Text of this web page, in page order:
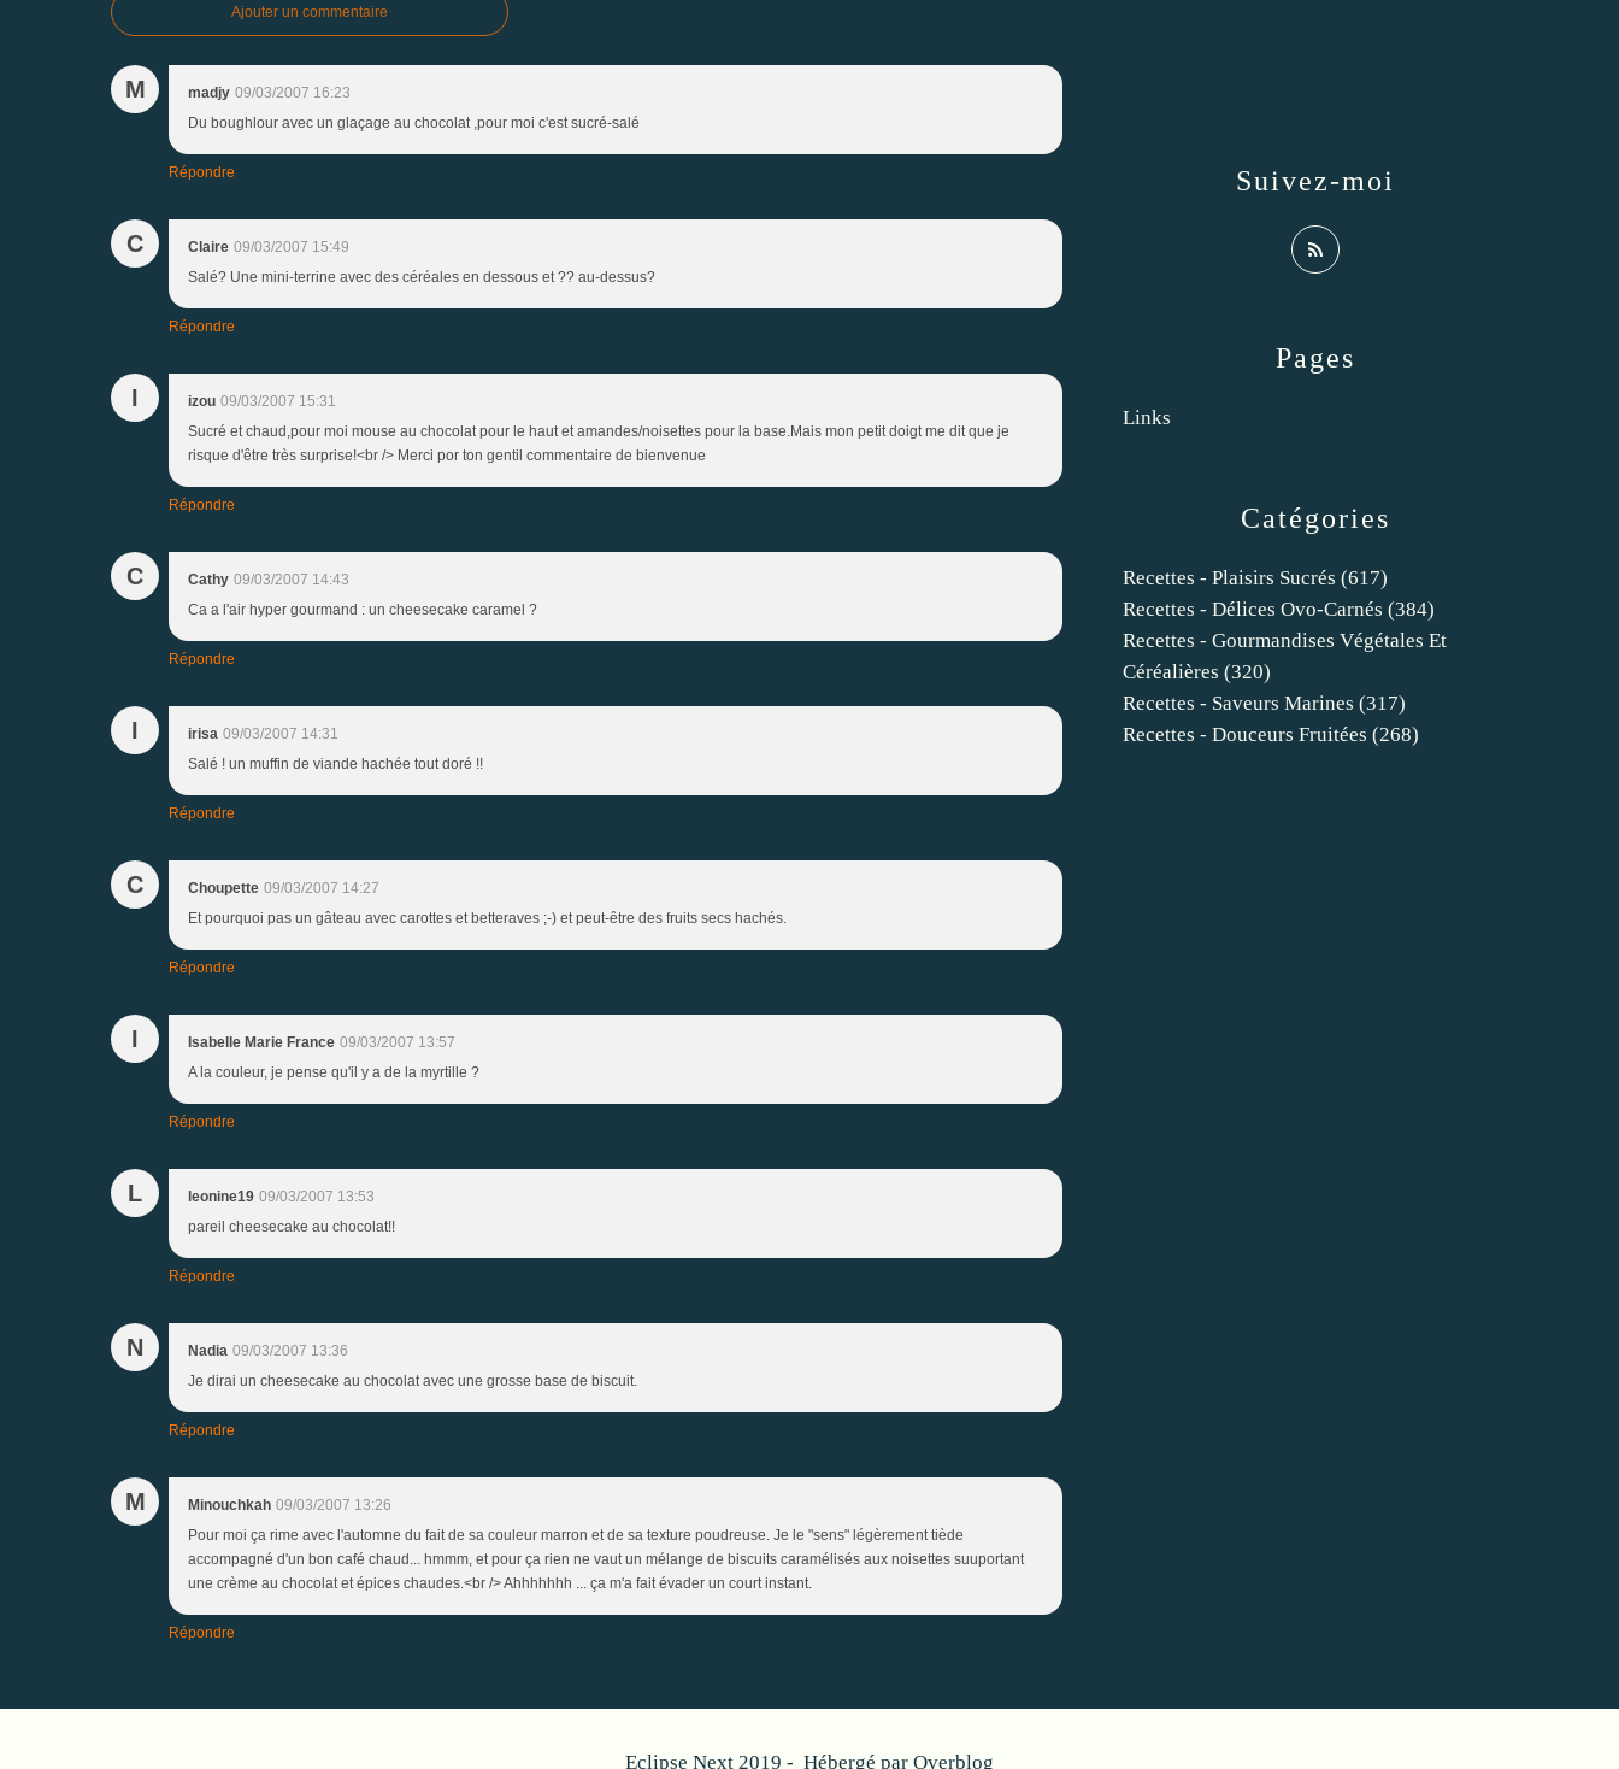
Ajouter un commentaire
M madjy 09/03/2007 16:23
Du boughlour avec un glaçage au chocolat ,pour moi c'est sucré-salé
Répondre
C Claire 09/03/2007 15:49
Salé? Une mini-terrine avec des céréales en dessous et ?? au-dessus?
Répondre
I izou 09/03/2007 15:31
Sucré et chaud,pour moi mouse au chocolat pour le haut et amandes/noisettes pour la base.Mais mon petit doigt me dit que je
risque d'être très surprise!<br /> Merci por ton gentil commentaire de bienvenue
Répondre
C Cathy 09/03/2007 14:43
Ca a l'air hyper gourmand : un cheesecake caramel ?
Répondre
I irisa 09/03/2007 14:31
Salé ! un muffin de viande hachée tout doré !!
Répondre
C Choupette 09/03/2007 14:27
Et pourquoi pas un gâteau avec carottes et betteraves ;-) et peut-être des fruits secs hachés.
Répondre
I Isabelle Marie France 09/03/2007 13:57
A la couleur, je pense qu'il y a de la myrtille ?
Répondre
L leonine19 09/03/2007 13:53
pareil cheesecake au chocolat!!
Répondre
N Nadia 09/03/2007 13:36
Je dirai un cheesecake au chocolat avec une grosse base de biscuit.
Répondre
M Minouchkah 09/03/2007 13:26
Pour moi ça rime avec l'automne du fait de sa couleur marron et de sa texture poudreuse. Je le "sens" légèrement tiède
accompagné d'un bon café chaud... hmmm, et pour ça rien ne vaut un mélange de biscuits caramélisés aux noisettes suuportant
une crème au chocolat et épices chaudes.<br /> Ahhhhhhh ... ça m'a fait évader un court instant.
Répondre
Catégories
Recettes - Plaisirs Sucrés (617)
Recettes - Délices Ovo-Carnés (384)
Recettes - Gourmandises Végétales Et
Céréalières (320)
Recettes - Saveurs Marines (317)
Recettes - Douceurs Fruitées (268)
Pages
Links
Suivez-moi
Eclipse Next 2019 - Hébergé par Overblog